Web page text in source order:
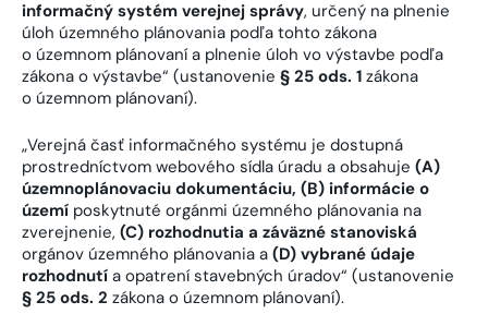
informačný systém verejnej správy, určený na plnenie
úloh územného plánovania podľa tohto zákona
o územnom plánovaní a plnenie úloh vo výstavbe podľa
zákona o výstavbe“ (ustanovenie § 25 ods. 1 zákona
o územnom plánovaní).
„Verejná časť informačného systému je dostupná
prostredníctvom webového sídla úradu a obsahuje (A)
územnoplánovaciu dokumentáciu, (B) informácie o
území poskytnuté orgánmi územného plánovania na
zverejnenie, (C) rozhodnutia a záväzné stanoviská
orgánov územného plánovania a (D) vybrané údaje
rozhodnutí a opatrení stavebných úradov“ (ustanovenie
§ 25 ods. 2 zákona o územnom plánovaní).